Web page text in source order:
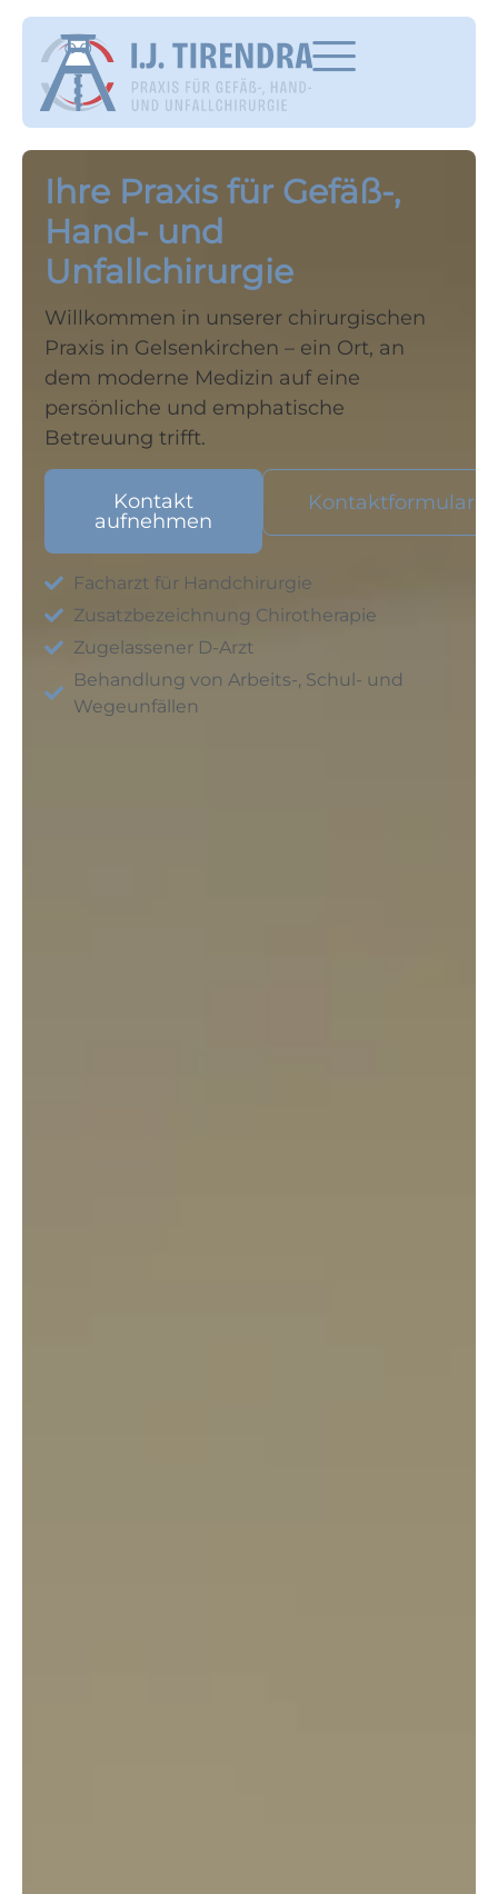
Ihre Praxis für Gefäß-,
Hand- und
Unfallchirurgie
Willkommen in unserer chirurgischen
Praxis in Gelsenkirchen – ein Ort, an
dem moderne Medizin auf eine
persönliche und emphatische
Betreuung trifft.
Kontakt
aufnehmen
Kontaktformular
Facharzt für Handchirurgie
Zusatzbezeichnung Chirotherapie
Zugelassener D-Arzt
Behandlung von Arbeits-, Schul- und
Wegeunfällen